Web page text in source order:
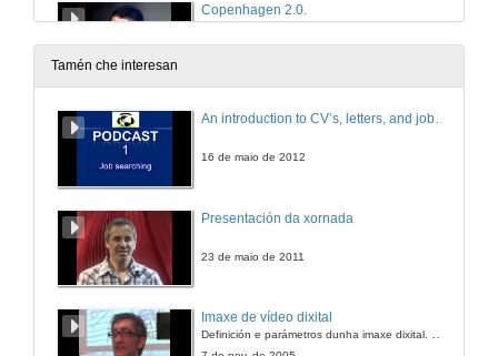
Copenhagen 2.0.
11 de dec. de 2009
Quenda de preguntas
Tamén che interesan
An introduction to CV’s, letters, and job searching
16 de maio de 2012
Presentación da xornada
23 de maio de 2011
Imaxe de vídeo dixital